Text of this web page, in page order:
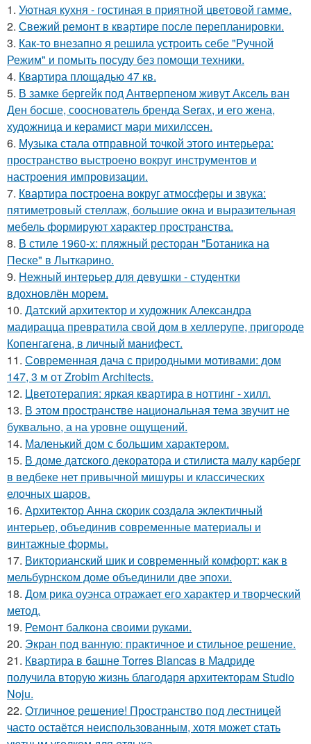
1. Уютная кухня - гостиная в приятной цветовой гамме.
2. Свежий ремонт в квартире после перепланировки.
3. Как-то внезапно я решила устроить себе "Ручной
Режим" и помыть посуду без помощи техники.
4. Квартира площадью 47 кв.
5. В замке бергейк под Антверпеном живут Аксель ван
Ден босше, сооснователь бренда Serax, и его жена,
художница и керамист мари михилссен.
6. Музыка стала отправной точкой этого интерьера:
пространство выстроено вокруг инструментов и
настроения импровизации.
7. Квартира построена вокруг атмосферы и звука:
пятиметровый стеллаж, большие окна и выразительная
мебель формируют характер пространства.
8. В стиле 1960-х: пляжный ресторан "Ботаника на
Песке" в Лыткарино.
9. Нежный интерьер для девушки - студентки
вдохновлён морем.
10. Датский архитектор и художник Александра
мадирацца превратила свой дом в хеллерупе, пригороде
Копенгагена, в личный манифест.
11. Современная дача с природными мотивами: дом
147, 3 м от Zrobim Architects.
12. Цветотерапия: яркая квартира в ноттинг - хилл.
13. В этом пространстве национальная тема звучит не
буквально, а на уровне ощущений.
14. Маленький дом с большим характером.
15. В доме датского декоратора и стилиста малу карберг
в ведбеке нет привычной мишуры и классических
елочных шаров.
16. Архитектор Анна скорик создала эклектичный
интерьер, объединив современные материалы и
винтажные формы.
17. Викторианский шик и современный комфорт: как в
мельбурнском доме объединили две эпохи.
18. Дом рика оуэнса отражает его характер и творческий
метод.
19. Ремонт балкона своими руками.
20. Экран под ванную: практичное и стильное решение.
21. Квартира в башне Torres Blancas в Мадриде
получила вторую жизнь благодаря архитекторам Studio
Noju.
22. Отличное решение! Пространство под лестницей
часто остаётся неиспользованным, хотя может стать